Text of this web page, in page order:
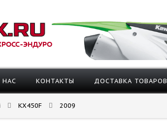
ЭНДУРО
НАС КОНТАКТЫ ДОСТАВКА ТОВАРОВ
KX450F 2009